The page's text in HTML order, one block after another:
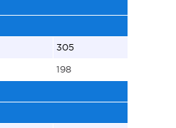
305
198